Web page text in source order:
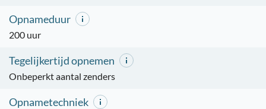
Opnameduur
200 uur
Tegelijkertijd opnemen
Onbeperkt aantal zenders
Opnametechniek